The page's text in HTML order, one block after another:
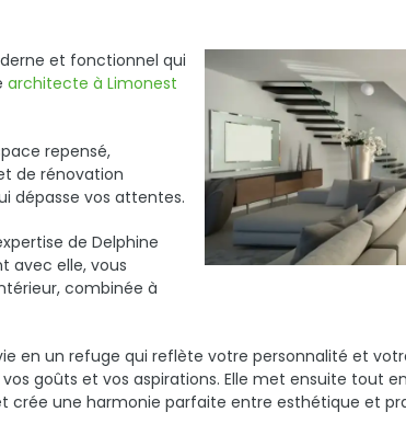
et fonctionnel qui
architecte à Limonest
repensé,
de rénovation
dépasse vos attentes.
de Delphine
avec elle, vous
combinée à
en un refuge qui reflète votre personnalité et
goûts et vos aspirations. Elle met ensuite tout
crée une harmonie parfaite entre esthétique et